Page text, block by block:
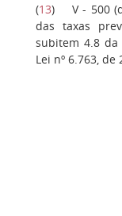
(13)
V - 500
das taxas
subitem 4.8 da
Lei nº 6.763,